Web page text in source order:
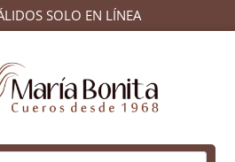
SOLO EN LÍNEA